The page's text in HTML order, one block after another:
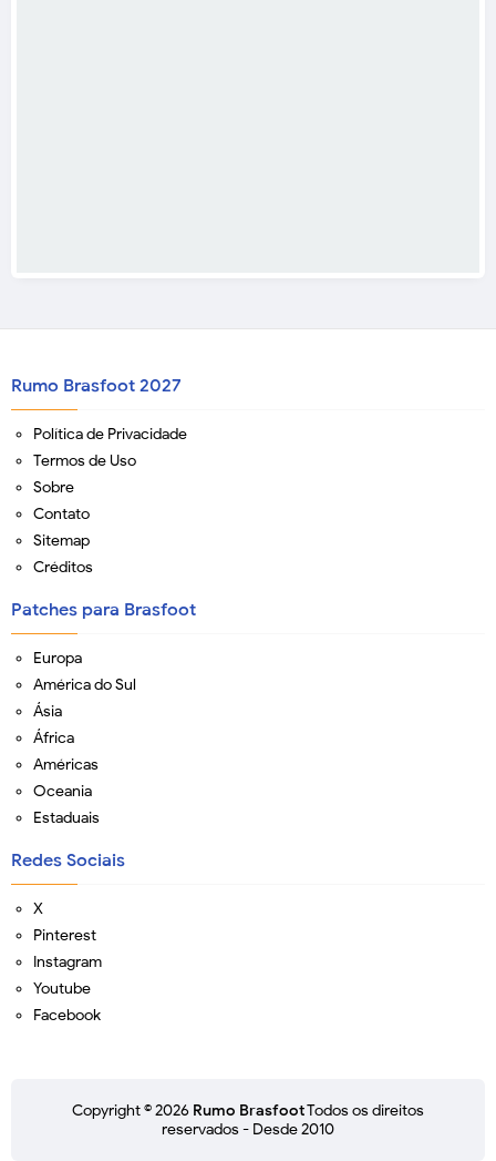
Rumo Brasfoot 2027
Política de Privacidade
Termos de Uso
Sobre
Contato
Sitemap
Créditos
Patches para Brasfoot
Europa
América do Sul
Ásia
África
Américas
Oceania
Estaduais
Redes Sociais
X
Pinterest
Instagram
Youtube
Facebook
Copyright ©2026 Rumo BrasfootTodos os direitos
reservados - Desde 2010